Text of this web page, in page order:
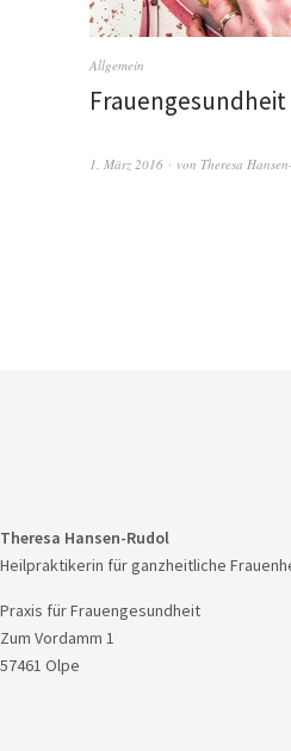
Allgemein
Frauengesundheit
1. März 2016 von Theresa
Theresa Hansen-Rudol
Heilpraktikerin für ganzheitliche
Praxis für Frauengesundheit
Zum Vordamm 1
57461 Olpe